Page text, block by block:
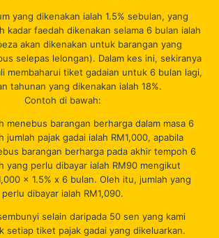
yang dikenakan ialah 1.5% sebulan, yang
kadar faedah dikenakan selama 6 bulan ialah
akan dikenakan untuk barangan yang
selepas lelongan). Dalam kes ini, sekiranya
membaharui tiket gadaian untuk 6 bulan lagi,
tahunan yang dikenakan ialah 18%.
Contoh di bawah:
menebus barangan berharga dalam masa 6
jumlah pajak gadai ialah RM1,000, apabila
barangan berharga pada akhir tempoh 6
yang perlu dibayar ialah RM90 mengikut
x 1.5% x 6 bulan. Oleh itu, jumlah yang
perlu dibayar ialah RM1,090.
selain daripada 50 sen yang kami
setiap tiket pajak gadai yang dikeluarkan.